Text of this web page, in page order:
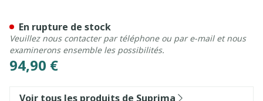
94,90 €
En rupture de stock
Veuillez nous contacter par téléphone ou par e-mail et nous
examinerons ensemble les possibilités.
Voir tous les produits de Suprima